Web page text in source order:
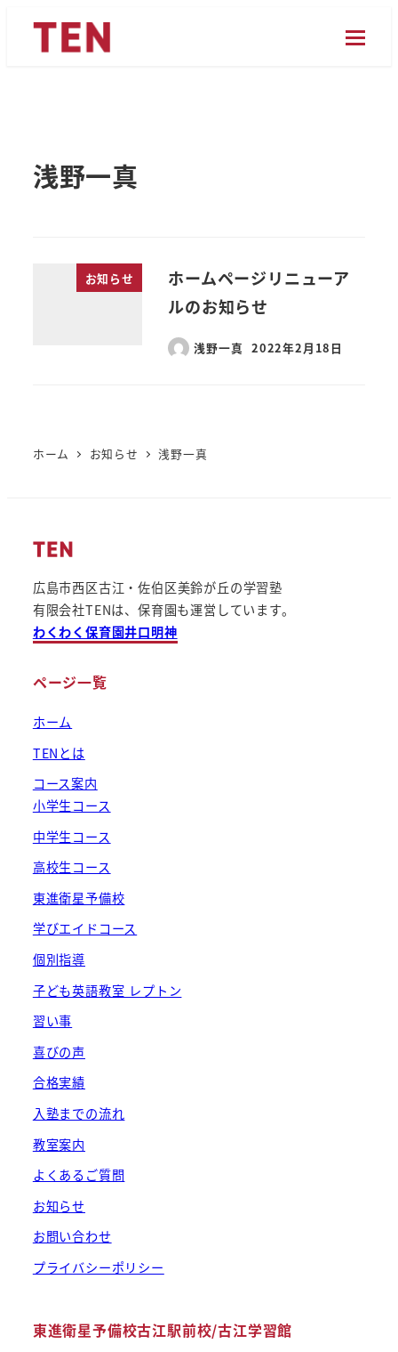
浅野一真
お知らせ
ホームページリニューア
ルのお知らせ
浅野一真 2022年2月18日
ホーム お知らせ 浅野一真
広島市西区古江・佐伯区美鈴が丘の学習塾
有限会社TENは、保育園も運営しています。
わくわく保育園井口明神
ページ一覧
ホーム
TENとは
コース案内
小学生コース
中学生コース
高校生コース
東進衛星予備校
学びエイドコース
個別指導
子ども英語教室 レプトン
習い事
喜びの声
合格実績
入塾までの流れ
教室案内
よくあるご質問
お知らせ
お問い合わせ
プライバシーポリシー
東進衛星予備校古江駅前校/古江学習館